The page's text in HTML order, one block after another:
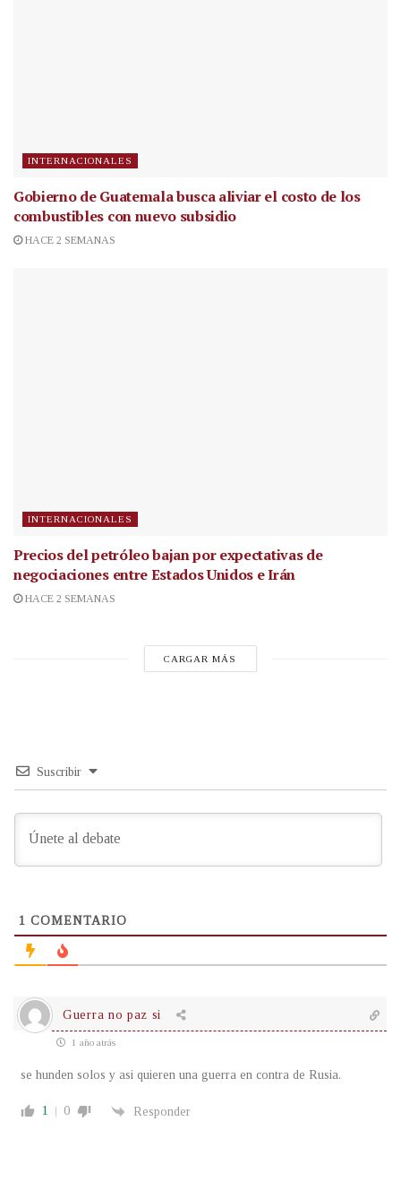
INTERNACIONALES
Gobierno de Guatemala busca aliviar el costo de los
combustibles con nuevo subsidio
HACE 2 SEMANAS
INTERNACIONALES
Precios del petróleo bajan por expectativas de
negociaciones entre Estados Unidos e Irán
HACE 2 SEMANAS
CARGAR MÁS
Suscribir
1 COMENTARIO
Guerra no paz si
1 año atrás
se hunden solos y asi quieren una guerra en contra de Rusia.
1 0 Responder